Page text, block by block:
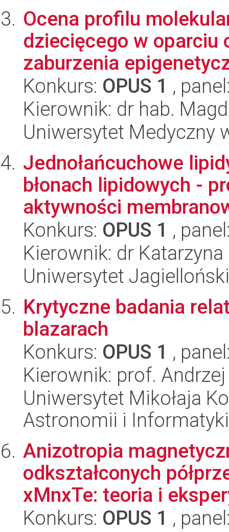
Ocena profilu
dziecięcego w oparciu
zaburzenia
Konkurs: OPUS 1 ,
Kierownik: dr hab.
Uniwersytet Medyczny
Jednołańcuchowe
błonach lipidowych -
aktywności
Konkurs: OPUS 1 ,
Kierownik: dr
Uniwersytet
Krytyczne badania
blazarach
Konkurs: OPUS 1 ,
Kierownik: prof.
Uniwersytet Mikołaja
Astronomii i
Anizotropia
odkształconych
xMnxTe: teoria i
Konkurs: OPUS 1 ,